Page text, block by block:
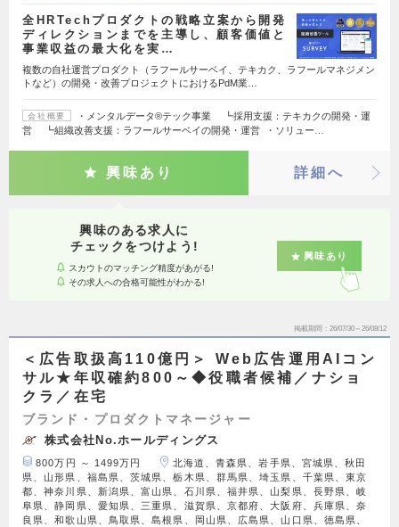
全HRTechプロダクトの戦略立案から開発
ディレクションまでを主導し、顧客価値と
事業収益の最大化を実…
複数の自社運営プロダクト（ラフールサーベイ、テキカク、ラフールマネジメン
トなど）の開発・改善プロジェクトにおけるPdM業…
会社概要
・メンタルデータ®テック事業 ┗採用支援：テキカクの開発・運
営 ┗組織改善支援：ラフールサーベイの開発・運営 ・ソリュー…
興味あり 詳細へ
興味のある求人に
チェックをつけよう!
スカウトのマッチング精度があがる!
その求人への合格可能性がわかる!
興味あり
掲載期間 26/07/30～26/08/12
＜広告取扱高110億円＞ Web広告運用AIコン
サル★年収確約800～◆役職者候補／ナショ
クラ／在宅
ブランド・プロダクトマネージャー
株式会社No.ホールディングス
800万円 ～ 1499万円
北海道、青森県、岩手県、宮城県、秋田
県、山形県、福島県、茨城県、栃木県、群馬県、埼玉県、千葉県、東京
都、神奈川県、新潟県、富山県、石川県、福井県、山梨県、長野県、岐
阜県、静岡県、愛知県、三重県、滋賀県、京都府、大阪府、兵庫県、奈
良県、和歌山県、鳥取県、島根県、岡山県、広島県、山口県、徳島県、